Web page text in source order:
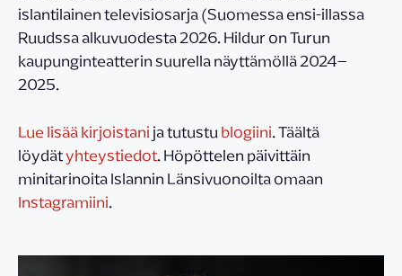
islantilainen televisiosarja (Suomessa ensi-illassa
Ruudssa alkuvuodesta 2026. Hildur on Turun
kaupunginteatterin suurella näyttämöllä 2024–
2025.
Lue lisää kirjoistanija tutustublogiini. Täältä
löydätyhteystiedot. Höpöttelen päivittäin
minitarinoita Islannin Länsivuonoilta omaan
Instagramiini.